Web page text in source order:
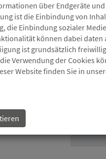
über Endgeräte
ist die Einbindung von
die Einbindung sozialer
können dabei daten
ist grundsätzlich
Verwendung der Cookies
Website finden Sie in